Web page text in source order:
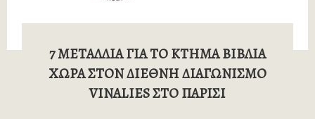
7 ΜΕΤΑΛΛΙΑ ΓΙΑ ΤΟ ΚΤΗΜΑ ΒΙΒΛΙΑ
ΧΩΡΑ ΣΤΟΝ ΔΙΕΘΝΗ ΔΙΑΓΩΝΙΣΜΟ
VINALIES ΣΤΟ ΠΑΡΙΣΙ